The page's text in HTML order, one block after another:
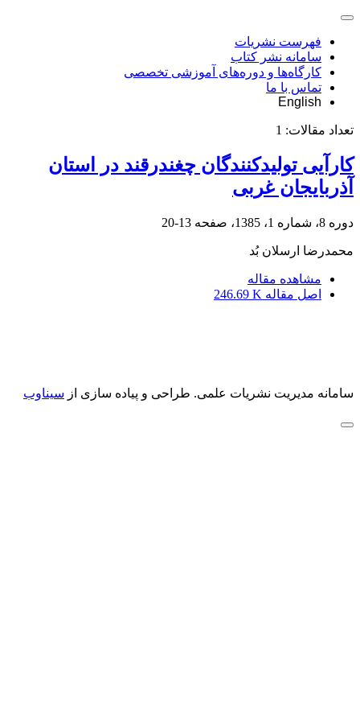
فهرست نشریات
سامانه نشر کتاب
کارگاه‌ها و دوره‌های آموزشی تخصصی
تماس با ما
English
تعداد مقالات: 1
کارآیی تولیدکنندگان چغندرقند در استان
آذربایجان غربی
دوره 8، شماره 1، 1385، صفحه 13-20
محمدرضا ‏ارسلان بُد
مشاهده مقاله
اصل مقاله 246.69 K
سامانه مدیریت نشریات علمی. طراحی و پیاده سازی از سیناوب